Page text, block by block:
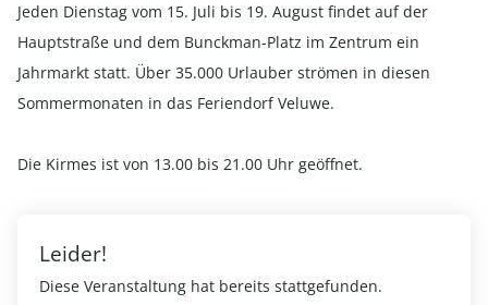
Jeden Dienstag vom 15. Juli bis 19. August findet auf der
Hauptstraße und dem Bunckman-Platz im Zentrum ein
Jahrmarkt statt. Über 35.000 Urlauber strömen in diesen
Sommermonaten in das Feriendorf Veluwe.
Die Kirmes ist von 13.00 bis 21.00 Uhr geöffnet.
Leider!
Diese Veranstaltung hat bereits stattgefunden.